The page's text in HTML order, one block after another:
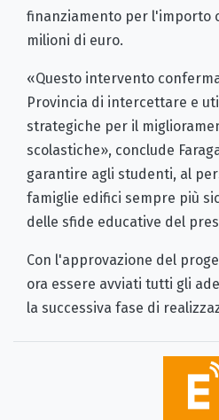
finanziamento per l'importo
milioni di euro.
«Questo intervento
Provincia di intercettare e
strategiche per il
scolastiche», conclude
garantire agli studenti, al
famiglie edifici sempre più
delle sfide educative del
Con l'approvazione del
ora essere avviati tutti gli
la successiva fase di